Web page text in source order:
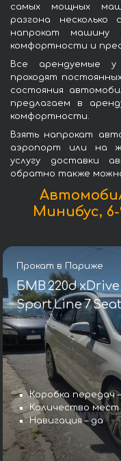
самых мощных
разгона
напрокат машину
комфортности и
Все арендуемые
проходят
состояния
предлагаем в
комфортности.
Взять напрокат
аэропорт или на
услугу доставки
обратно также
Минибус,
Прокат в Париже
БМВ 220d
Sport Line 7
Коробка передач
Количество мест
Навигация – да